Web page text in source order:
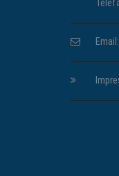
Email: